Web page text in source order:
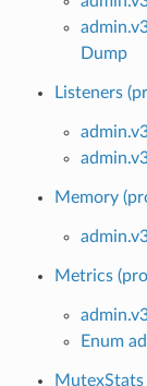
Dump
Listeners
Memory
Metrics
Enum